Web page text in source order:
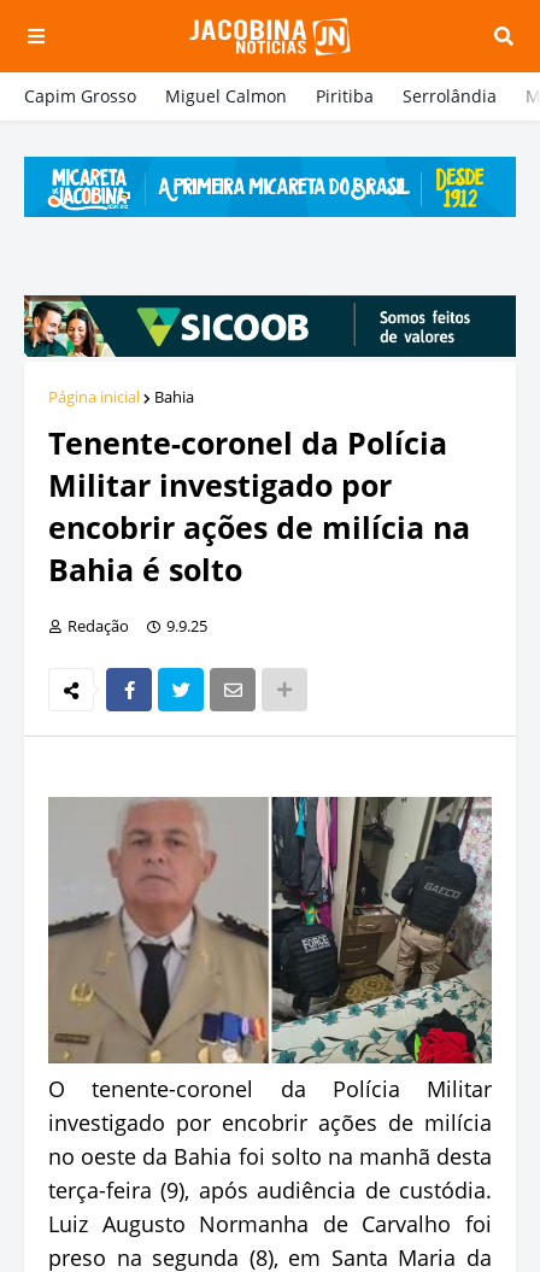
Capim Grosso Miguel Calmon Piritiba Serrolândia
Página inicial Bahia
Tenente-coronel da Polícia
Militar investigado por
encobrir ações de milícia na
Bahia é solto
Redação 9.9.25
O tenente-coronel da Polícia Militar
investigado por encobrir ações de milícia
no oeste da Bahia foi solto na manhã desta
terça-feira (9), após audiência de custódia.
Luiz Augusto Normanha de Carvalho foi
preso na segunda (8), em Santa Maria da